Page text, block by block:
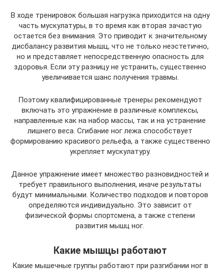
В ходе тренировок большая нагрузка приходится на одну
часть мускулатуры, в то время как вторая зачастую
остается без внимания. Это приводит к значительному
дисбалансу развития мышц, что не только неэстетично,
но и представляет непосредственную опасность для
здоровья. Если эту разницу не устранить, существенно
увеличивается шанс получения травмы.
Поэтому квалифицированные тренеры рекомендуют
включать это упражнение в различные комплексы,
направленные как на набор массы, так и на устранение
лишнего веса. Сгибание ног лежа способствует
формированию красивого рельефа, а также существенно
укрепляет мускулатуру.
Данное упражнение имеет множество разновидностей и
требует правильного выполнения, иначе результаты
будут минимальными. Количество подходов и повторов
определяются индивидуально. Это зависит от
физической формы спортсмена, а также степени
развития мышц ног.
Какие мышцы работают
Какие мышечные группы работают при разгибании ног в